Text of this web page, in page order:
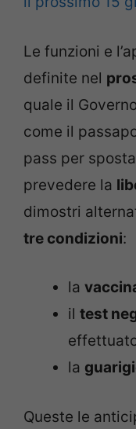
Le funzioni e
definite nel
quale il
come il
pass per
prevedere la
dimostri
tre condizioni:
la
il test
la
Queste le